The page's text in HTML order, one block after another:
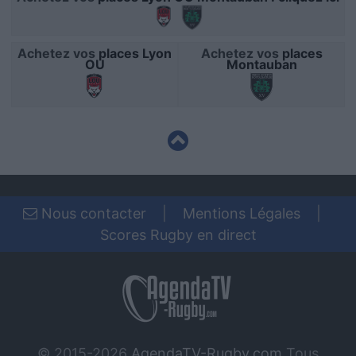
user protection.
Achetez vos places Lyon
OU
Achetez vos places
Montauban
Nous contacter Mentions Légales
Scores Rugby en direct